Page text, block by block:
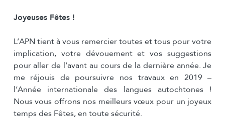
Joyeuses Fêtes !
L’APN tient à vous remercier toutes et tous pour votre
implication, votre dévouement et vos suggestions
pour aller de l’avant au cours de la dernière année. Je
me réjouis de poursuivre nos travaux en 2019 –
l’Année internationale des langues autochtones !
Nous vous offrons nos meilleurs vœux pour un joyeux
temps des Fêtes, en toute sécurité.